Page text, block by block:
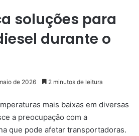
soluções para
durante o
de 2026 2 minutos de leitura
mais baixas em diversas
a preocupação com a
que pode afetar transportadoras.